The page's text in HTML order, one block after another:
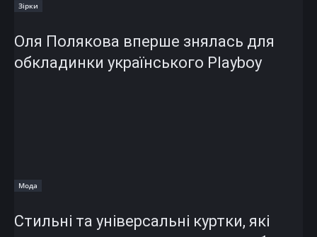
Зірки
Оля Полякова вперше знялась для
обкладинки українського Playboy
Мода
Стильні та універсальні куртки, які